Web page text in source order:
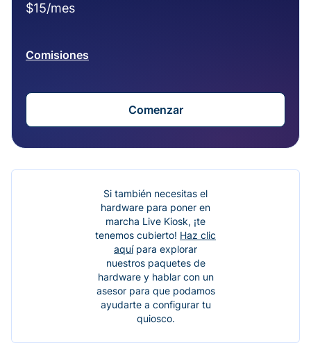
$15/mes
Comisiones
Comenzar
Si también necesitas el
hardware para poner en
marcha Live Kiosk, ¡te
tenemos cubierto! Haz clic
aquípara explorar
nuestros paquetes de
hardware y hablar con un
asesor para que podamos
ayudarte a configurar tu
quiosco.